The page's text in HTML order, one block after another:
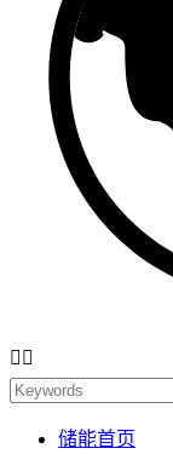
 
储能首页